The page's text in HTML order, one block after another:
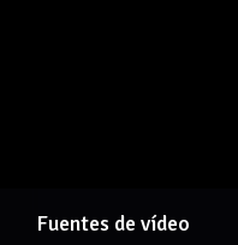
Fuentes de vídeo